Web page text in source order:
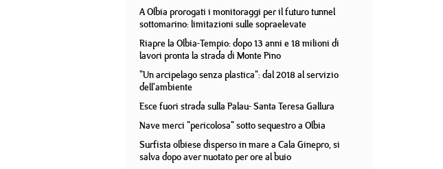
A Olbia prorogati i monitoraggi per il futuro tunnel
sottomarino: limitazioni sulle sopraelevate
Riapre la Olbia-Tempio: dopo 13 anni e 18 milioni di
lavori pronta la strada di Monte Pino
"Un arcipelago senza plastica": dal 2018 al servizio
dell'ambiente
Esce fuori strada sulla Palau- Santa Teresa Gallura
Nave merci "pericolosa" sotto sequestro a Olbia
Surfista olbiese disperso in mare a Cala Ginepro, si
salva dopo aver nuotato per ore al buio